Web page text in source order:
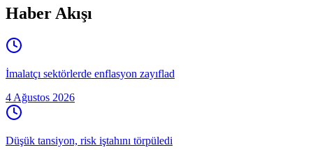
Haber Akışı
İmalatçı sektörlerde enflasyon zayıflad
4 Ağustos 2026
Düşük tansiyon, risk iştahını törpüledi